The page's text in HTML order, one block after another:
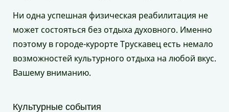
Ни одна успешная физическая реабилитация не
может состояться без отдыха духовного. Именно
поэтому в городе-курорте Трускавец есть немало
возможностей культурного отдыха на любой вкус.
Вашему вниманию.
Культурные события